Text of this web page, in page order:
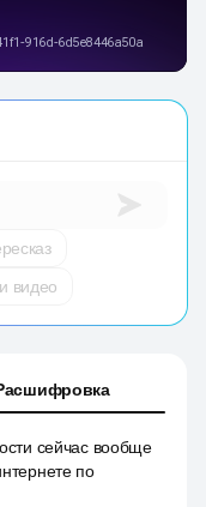
видео
сейчас вообще
по